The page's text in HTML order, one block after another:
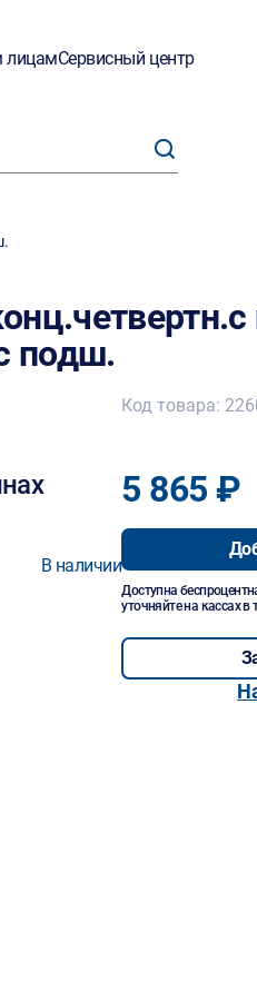
лицамСервисный центр
подш.
В наличии
Код товара:
5 865 ₽
Доступна
уточняйте на кассах в